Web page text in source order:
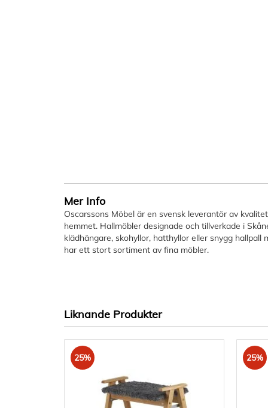
Mer Info
Oscarssons Möbel är en svensk leverantör av
hemmet. Hallmöbler designade och tillverkade i
klädhängare, skohyllor, hatthyllor eller snygg hallpall
har ett stort sortiment av fina möbler.
Liknande Produkter
25% 25%